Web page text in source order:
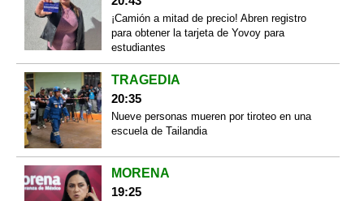
¡Camión a mitad de precio! Abren registro
para obtener la tarjeta de Yovoy para
estudiantes
TRAGEDIA
20:35
Nueve personas mueren por tiroteo en una
escuela de Tailandia
MORENA
19:25